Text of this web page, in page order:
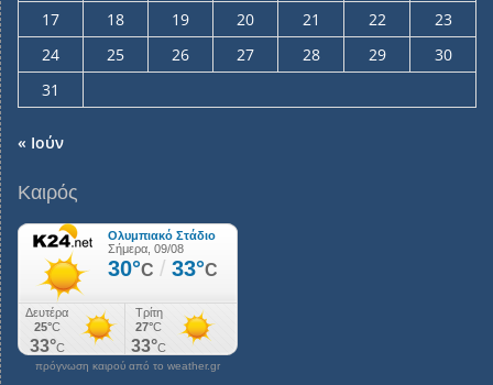
17
18 19 20 21 22
23
24
25 26 27 28 29
30
31
« Ιούν
Καιρός
πρόγνωση καιρού από το weather.gr